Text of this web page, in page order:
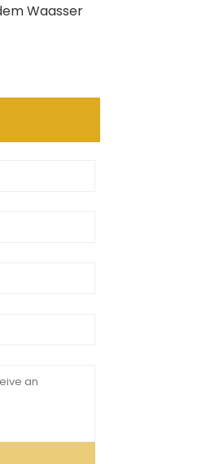
Waasser